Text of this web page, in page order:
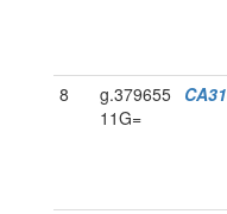
8
g.379655
11G=